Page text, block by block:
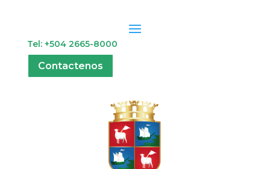
Tel: +504 2665-8000
Contactenos